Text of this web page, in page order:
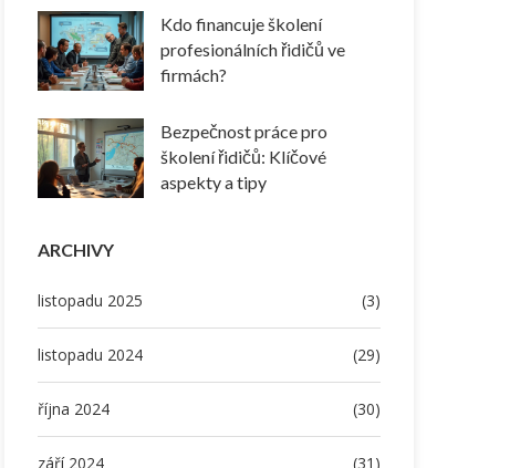
Kdo financuje školení
profesionálních řidičů ve
firmách?
Bezpečnost práce pro
školení řidičů: Klíčové
aspekty a tipy
ARCHIVY
listopadu 2025 (3)
listopadu 2024 (29)
října 2024 (30)
září 2024 (31)